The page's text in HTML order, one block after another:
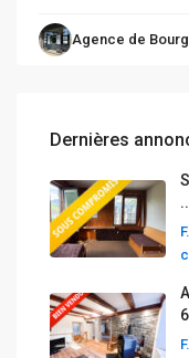
Agence de
Dernières